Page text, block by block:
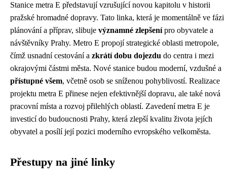
Stanice metra E představují vzrušující novou kapitolu v historii
pražské hromadné dopravy. Tato linka, která je momentálně ve fázi
plánování a příprav, slibuje významné zlepšenípro obyvatele a
návštěvníky Prahy. Metro E propojí strategické oblasti metropole,
čímž usnadní cestování a zkrátí dobu dojezdu do centra i mezi
okrajovými částmi města. Nové stanice budou moderní, vzdušné a
přístupné všem, včetně osob se sníženou pohyblivostí. Realizace
projektu metra E přinese nejen efektivnější dopravu, ale také nová
pracovní místa a rozvoj přilehlých oblastí. Zavedení metra E je
investicí do budoucnosti Prahy, která zlepší kvalitu života jejích
obyvatel a posílí její pozici moderního evropského velkoměsta.
Přestupy na jiné linky